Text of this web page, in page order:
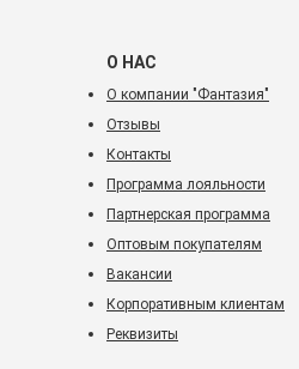
О НАС
О компании "Фантазия"
Отзывы
Контакты
Программа лояльности
Партнерская программа
Оптовым покупателям
Вакансии
Корпоративным клиентам
Реквизиты